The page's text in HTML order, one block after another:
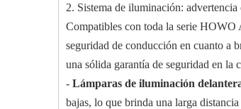
2. Sistema de iluminación:
Compatibles con toda la serie HOWO
seguridad de conducción en cuanto a
una sólida garantía de seguridad en
- Lámparas de iluminación
bajas, lo que brinda una larga